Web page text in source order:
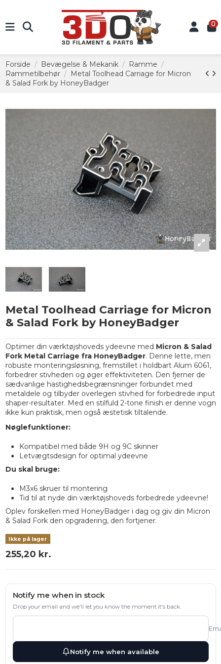
0
Forside Bevægelse & Mekanik
Ramme
Rammetilbehør
Metal Toolhead Carriage for Micron
& Salad Fork by HoneyBadger
Metal Toolhead Carriage for Micron
& Salad Fork by HoneyBadger
Optimer din værktøjshoveds ydeevne med Micron & Salad
Fork Metal Carriage fra HoneyBadger. Denne lette, men
robuste monteringsløsning, fremstillet i holdbart Alum 6061,
forbedrer stivheden og øger effektiviteten. Den fjerner de
sædvanlige hastighedsbegrænsninger forbundet med
metaldele og tilbyder overlegen stivhed for forbedrede input
shaper-resultater. Med en stilfuld 2-tone finish er denne vogn
ikke kun praktisk, men også æstetisk tiltalende.
Nøglefunktioner:
Kompatibel med både 9H og 9C skinner
Letvægtsdesign for optimal ydeevne
Du skal bruge:
M3x6 skruer til montering
Tid til at nyde din værktøjshoveds forbedrede ydeevne!
Oplev forskellen med HoneyBadger i dag og giv din Micron
& Salad Fork den opgradering, den fortjener.
Ikke på lager
255,20 kr.
Notify me when in stock
Drop your email and we'll let you know the moment it's back.
Notify me when available